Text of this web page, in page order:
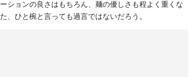
ションの良さはもちろん、麺の優しさも程よく重くな
、ひと椀と言っても過言ではないだろう。